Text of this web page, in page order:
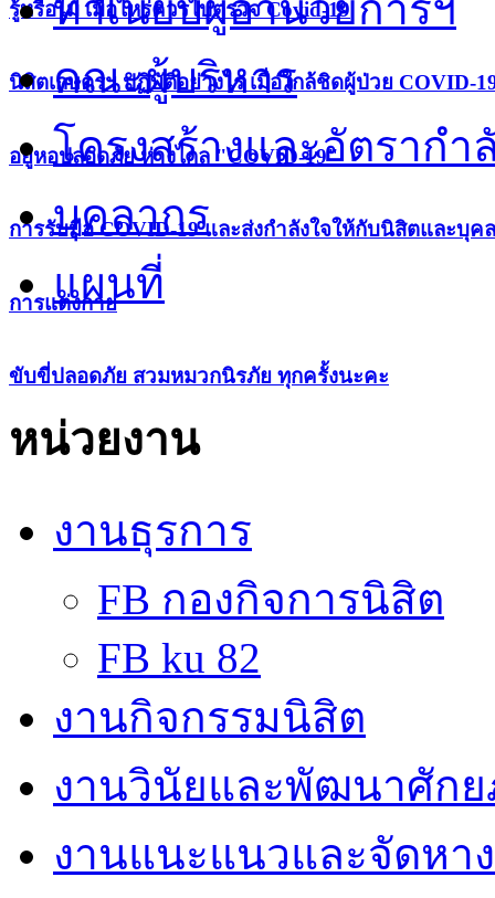
รู้หรือไม่ เมื่อไหร่ควรไปตรวจ Covid-19
นิสิตเกษตรฯ ปฏิบัติอย่างไร เมื่อใกล้ชิดผู้ป่วย COVID-
อยู่หอปลอดภัย ห่างไกล "COVID-19"
การรับมือ COVID-19 และส่งกำลังใจให้กับนิสิตและบุค
การแต่งกาย
ขับขี่ปลอดภัย สวมหมวกนิรภัย ทุกครั้งนะคะ
คณะผู้บริหาร
โครงสร้างและอัตรากำ
บุคลากร
แผนที่
หน่วยงาน
งานธุรการ
FB กองกิจการนิสิต
FB ku 82
งานกิจกรรมนิสิต
งานวินัยและพัฒนาศัก
งานแนะแนวและจัดหา